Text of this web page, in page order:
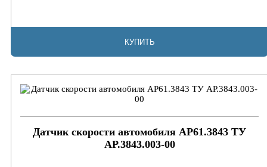
КУПИТЬ
Датчик скорости автомобиля АР61.3843 ТУ
АР.3843.003-00